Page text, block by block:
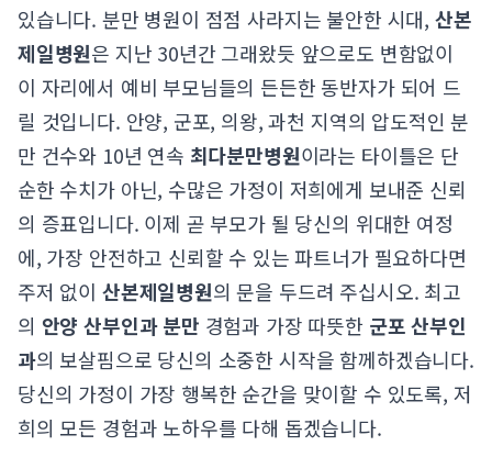
있습니다. 분만 병원이 점점 사라지는 불안한 시대, 산본
제일병원은 지난 30년간 그래왔듯 앞으로도 변함없이
이 자리에서 예비 부모님들의 든든한 동반자가 되어 드
릴 것입니다. 안양, 군포, 의왕, 과천 지역의 압도적인 분
만 건수와 10년 연속 최다분만병원이라는 타이틀은 단
순한 수치가 아닌, 수많은 가정이 저희에게 보내준 신뢰
의 증표입니다. 이제 곧 부모가 될 당신의 위대한 여정
에, 가장 안전하고 신뢰할 수 있는 파트너가 필요하다면
주저 없이 산본제일병원의 문을 두드려 주십시오. 최고
의 안양 산부인과 분만 경험과 가장 따뜻한 군포 산부인
과의 보살핌으로 당신의 소중한 시작을 함께하겠습니다.
당신의 가정이 가장 행복한 순간을 맞이할 수 있도록, 저
희의 모든 경험과 노하우를 다해 돕겠습니다.